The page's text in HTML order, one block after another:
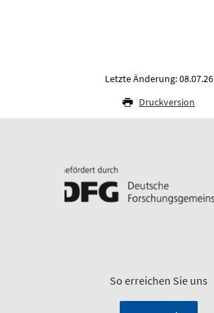
Letzte Änderung: 08.07.26
Druckversion
So erreichen Sie uns